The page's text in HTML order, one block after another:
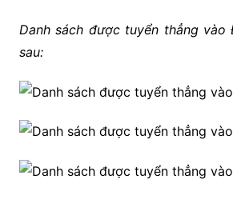
Danh sách được tuyển thẳng
sau: